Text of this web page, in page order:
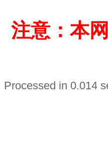
注意：本
Processed in 0.014